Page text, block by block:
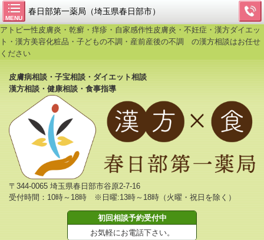
MENU
春日部第一薬局（埼玉県春日部市）
アトピー性皮膚炎・乾癬・痒疹・自家感作性皮膚炎・不妊症・漢方ダイエッ
ト・漢方美容化粧品・子どもの不調・産前産後の不調 の漢方相談はお任せ
ください
皮膚病相談・子宝相談・ダイエット相談
漢方相談・健康相談・食事指導
〒344-0065 埼玉県春日部市谷原2-7-16
受付時間：10時～18時 ※日曜:13時～18時（火曜・祝日を除く）
初回相談予約受付中
お気軽にお電話下さい。